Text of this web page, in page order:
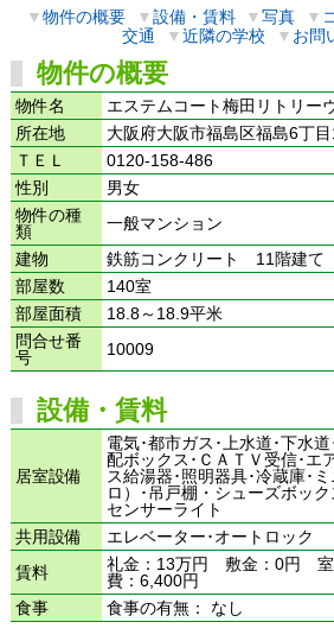
▼物件の概要 ▼設備・賃料 ▼写真 ▼
交通
▼近隣の学校 ▼ お問
物件の概要
物件名
エステムコート梅田リトリー
所在地
大阪府大阪市福島区福島6丁
ＴＥＬ
0120-158-486
性別
男女
物件の種
類
一般マンション
建物
鉄筋コンクリート 11階建て
部屋数
140室
部屋面積
18.8～18.9平米
問合せ番
号
10009
設備・賃料
居室設備
電気･都市ガス･上水道･下水
配ボックス･ＣＡＴＶ受信･エ
ス給湯器･照明器具･冷蔵庫･
ロ）･吊戸棚・シューズボッ
センサーライト
共用設備
エレベーター･オートロック
賃料
礼金：13万円 敷金：0円
費：6,400円
食事
食事の有無： なし